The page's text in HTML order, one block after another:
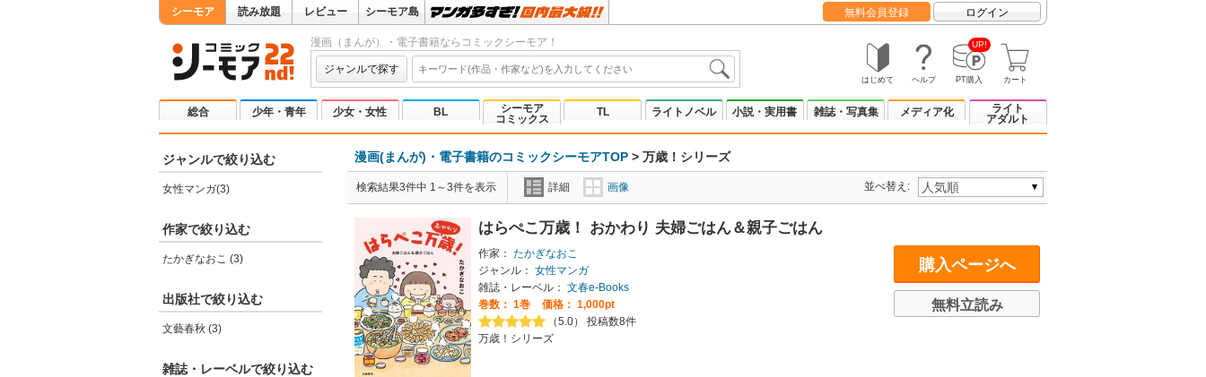
シーモア 読み放題 レビュー シーモア島 無料会員登録 ログイン
漫画（まんが）・電子書籍ならコミックシーモア！
ジャンルで探す
はじめて ヘルプ
UP!
PT購入 カート
総合 少年・青年 少女・女性 BL
シーモア
コミックス
TL ライトノベル 小説・実用書 雑誌・写真集 メディア化
ライト
アダルト
ジャンルで絞り込む
女性マンガ(3)
作家で絞り込む
たかぎなおこ (3)
出版社で絞り込む
文藝春秋 (3)
雑誌・レーベルで絞り込む
漫画(まんが)・電子書籍のコミックシーモアTOP > 万歳！シリーズ
検索結果3件中 1～3件を表示 詳細 画像 並べ替え:
はらぺこ万歳！ おかわり 夫婦ごはん＆親子ごはん
作家： たかぎなおこ
ジャンル： 女性マンガ
雑誌・レーベル： 文春e-Books
巻数： 1巻
価格： 1,000pt
（5.0） 投稿数8件
万歳！シリーズ
購入ページへ
無料立読み